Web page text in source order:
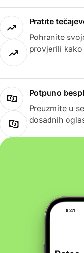
Pratite
Pohranite
provjerili kako
Potpuno
Preuzmite u
dosadnih